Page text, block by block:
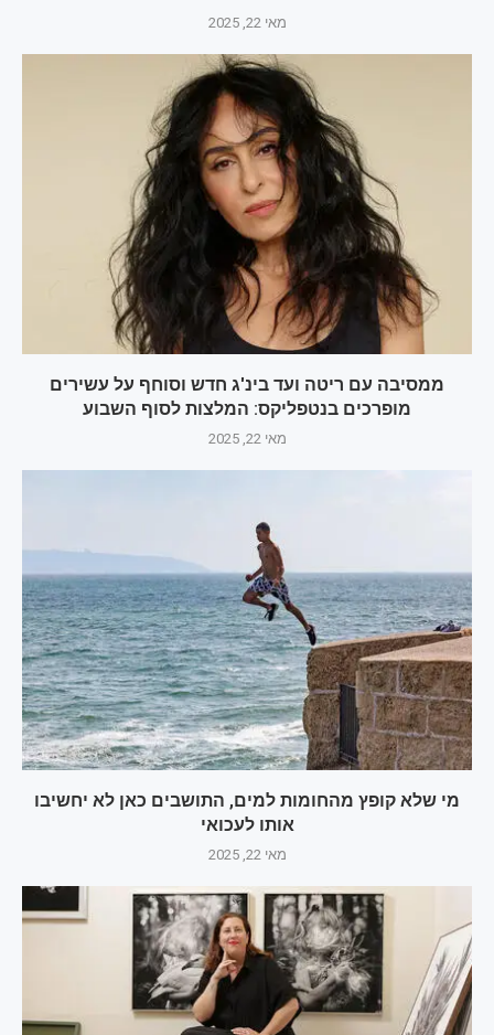
מאי 22, 2025
ממסיבה עם ריטה ועד בינ'ג חדש וסוחף על עשירים
מופרכים בנטפליקס: המלצות לסוף השבוע
מאי 22, 2025
מי שלא קופץ מהחומות למים, התושבים כאן לא יחשיבו
אותו לעכואי
מאי 22, 2025